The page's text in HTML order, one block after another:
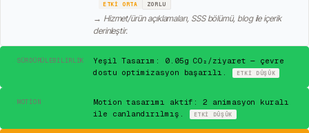
ETKIORTA ZORLU
→ Hizmet/ürün açıklamaları, SSS bölümü, blog ile içerik
derinleştir.
SÜRDÜRÜLEBILIRLIK
Yeşil Tasarım: 0.05g CO₂/ziyaret — çevre
dostu optimizasyon başarılı.
ETKI DÜŞÜK
MOTION
Motion tasarımı aktif: 2 animasyon kuralı
ile canlandırılmış.
ETKI DÜŞÜK